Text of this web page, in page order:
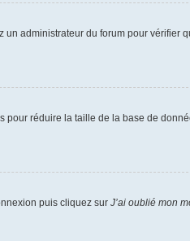
un administrateur du forum pour vérifier
pour réduire la taille de la base de
puis cliquez sur J’ai oublié mon